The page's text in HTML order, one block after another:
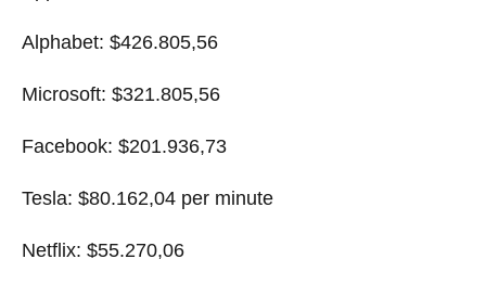
Alphabet: $426.805,56
Microsoft: $321.805,56
Facebook: $201.936,73
Tesla: $80.162,04 per minute
Netflix: $55.270,06